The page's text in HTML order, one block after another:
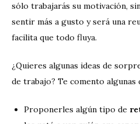
sólo trabajarás su motivación,
sentir más a gusto y será una
facilita que todo fluya.
¿Quieres algunas ideas de
de trabajo? Te comento algunas
Proponerles algún tipo de